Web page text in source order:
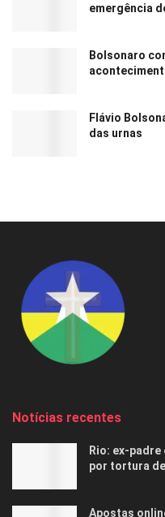
emergência
Bolsonaro
Flávio
das urnas
Notícias recentes
Rio: ex-
por tortura
Apostas